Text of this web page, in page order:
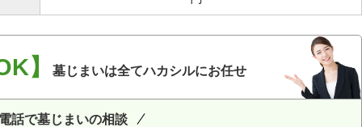
】 墓じまいは全てハカシルにお任せ
話で墓じまいの相談